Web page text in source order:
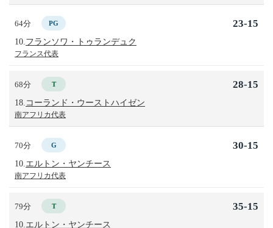
64分 PG
10. フランソワ・トゥランデュク
フランス代表
23-15
68分 T
18. コーランド・ウーストハイゼン
南アフリカ代表
28-15
70分 G
10. エルトン・ヤンチース
南アフリカ代表
30-15
79分 T
10. エルトン・ヤンチース
35-15